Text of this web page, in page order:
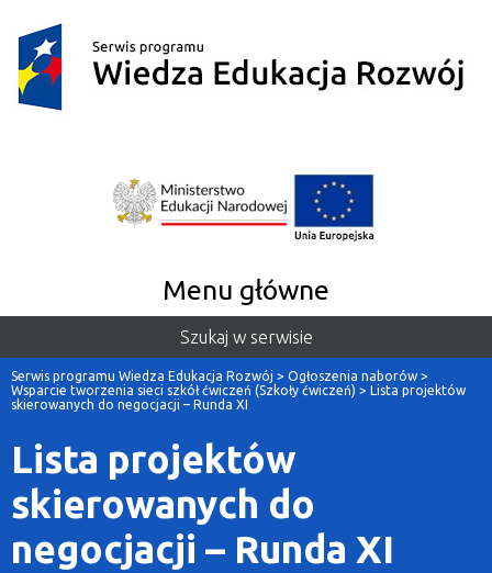
Menu główne
Szukaj w serwisie
Serwis programu Wiedza Edukacja Rozwój > Ogłoszenia naborów >
Wsparcie tworzenia sieci szkół ćwiczeń (Szkoły ćwiczeń) > Lista projektów
skierowanych do negocjacji – Runda XI
Lista projektów
skierowanych do
negocjacji – Runda XI